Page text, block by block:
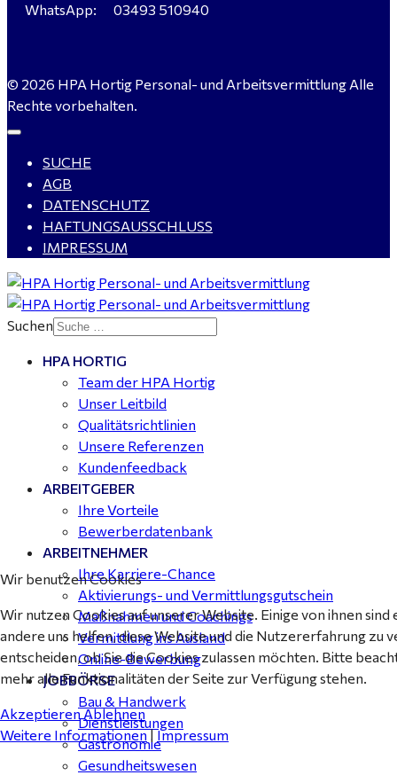
gesucht - ab 4.500,00 €
WIG-Schweißer / Vorrichter (m/w/d) Anlagen- und
Rohrleitungsbau - Tagschicht - Leuna ab 20 €
gesucht für Halle (Saale) - ab 4.000 €
Buchhalter (m/w/d) für Halle (Saale) gesucht - TZ 20-
WhatsApp:
03493 510940
© 2026 HPA Hortig Personal- und Arbeitsvermittlung Alle
Rechte vorbehalten.
SUCHE
AGB
DATENSCHUTZ
HAFTUNGSAUSSCHLUSS
IMPRESSUM
Suchen
HPA HORTIG
Team der HPA Hortig
Unser Leitbild
Qualitätsrichtlinien
Unsere Referenzen
Kundenfeedback
ARBEITGEBER
Ihre Vorteile
Bewerberdatenbank
ARBEITNEHMER
Ihre Karriere-Chance
Aktivierungs- und Vermittlungsgutschein
Maßnahmen und Coachings
Vermittlung ins Ausland
Online-Bewerbung
JOBBÖRSE
Bau & Handwerk
Dienstleistungen
Gastronomie
Gesundheitswesen
Wir benutzen Cookies
Wir nutzen Cookies auf unserer Website. Einige von ihnen
andere uns helfen, diese Website und die Nutzererfahrung zu
entscheiden, ob Sie die Cookies zulassen möchten. Bitte
mehr alle Funktionalitäten der Seite zur Verfügung stehen.
AkzeptierenAblehnen
Weitere Informationen|Impressum